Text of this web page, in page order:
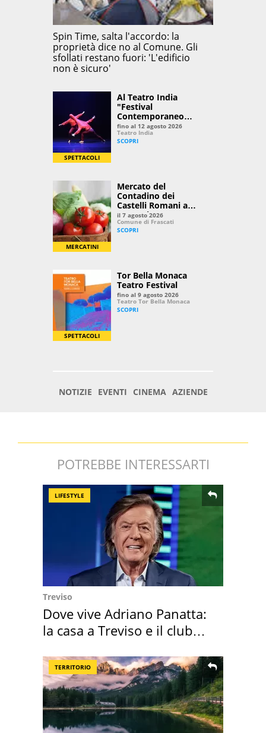
POTREBBE INTERESSARTI
LIFESTYLE
Treviso
Dove vive Adriano Panatta:
la casa a Treviso e il club
TERRITORIO